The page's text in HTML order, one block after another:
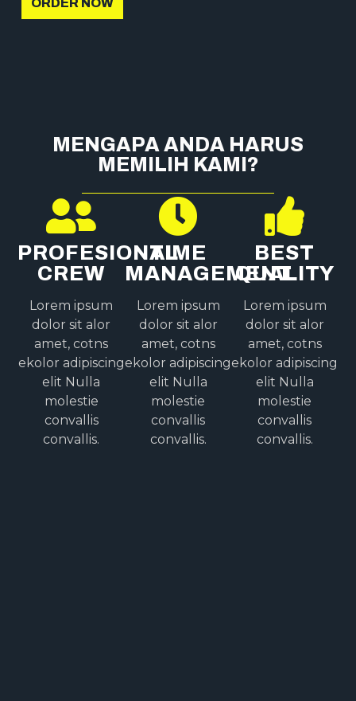
ORDER NOW
MENGAPA ANDA HARUS
MEMILIH KAMI?
PROFESIONAL
CREW
Lorem ipsum
dolor sit alor
amet, cotns
ekolor adipiscing
elit Nulla
molestie
convallis
convallis.
TIME
MANAGEMENT
Lorem ipsum
dolor sit alor
amet, cotns
ekolor adipiscing
elit Nulla
molestie
convallis
convallis.
BEST
QUALITY
Lorem ipsum
dolor sit alor
amet, cotns
ekolor adipiscing
elit Nulla
molestie
convallis
convallis.